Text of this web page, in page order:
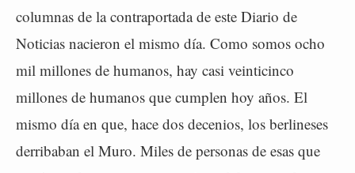
columnas de la contraportada de este Diario de
Noticias nacieron el mismo día. Como somos ocho
mil millones de humanos, hay casi veinticinco
millones de humanos que cumplen hoy años. El
mismo día en que, hace dos decenios, los berlineses
derribaban el Muro. Miles de personas de esas que